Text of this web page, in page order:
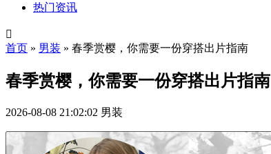
热门资讯

首页 » 男装 » 春季赏樱，你需要一份穿搭出片指南
春季赏樱，你需要一份穿搭出片指南
2026-08-08 21:02:02 男装